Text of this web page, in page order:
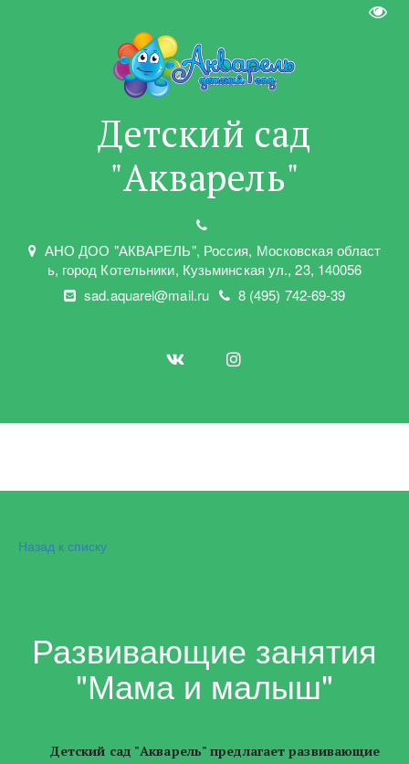
Детский сад
"Акварель"
АНО ДОО "АКВАРЕЛЬ", Россия, Московская област
ь, город Котельники, Кузьминская ул.,23, 140056
sad.aquarel@mail.ru
8 (495) 742-69-39
Назад к списку
Развивающие занятия
"Мама и малыш"
Детский сад "Акварель" предлагает развивающие